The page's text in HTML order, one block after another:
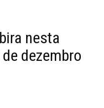
nesta
dezembro